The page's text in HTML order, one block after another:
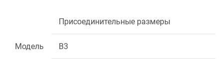
Модель
Присоединительные размеры
B3